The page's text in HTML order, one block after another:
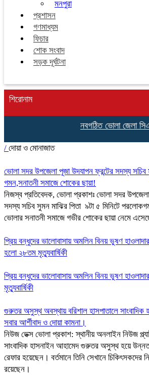
মনপুরা
প্রশাসন
গণমাধ্যম
ফিচার
শোক সংবাদ
সড়ক দূর্ঘটনা
শিরোনাম
নবগঠিত ভোলা জেলা
/ দোয়া ও মোনাজাত
ভোলা সদর উপজেলা পূজা উদযাপন ফ্রন্টের সদস্য
গমন,সনাতনী সমাজে শোকের ছায়া!
নিজস্ব প্রতিবেদক, ভোলা প্রকাশঃ ভোলা সদর
সদস্য সচিব সুমন মাঝির পিতা ৯টা ৫ মিনিটে
ভোলার সনাতনী সমাজে গভীর শোকের ছায়া নেমে
প্রিয় বন্ধুদের ভালোবাসায় অমলিন বিনয় ভুষণ
হলো ২৮তম মৃত্যুবার্ষিকী
প্রিয় বন্ধুদের ভালোবাসায় অমলিন বিনয় ভুষণ
মৃত্যুবার্ষিকী
গুরুতর অসুস্থ অবস্থায় বরিশাল হাসপাতালে
সবার আর্শীবাদ ও দোয়া কামনা।
নিউজ ডেক্স ভোলা প্রকাশ: স্থানীয় অনলাইন নিউজ
সাংবাদিক হাসনাইন আহামেদ গুরুতর অসুস্থ হয়ে উন্নত
রেফার হয়েছেন। বর্তমানে তিনি সেখানে চিকিৎসকদের
রয়েছেন।